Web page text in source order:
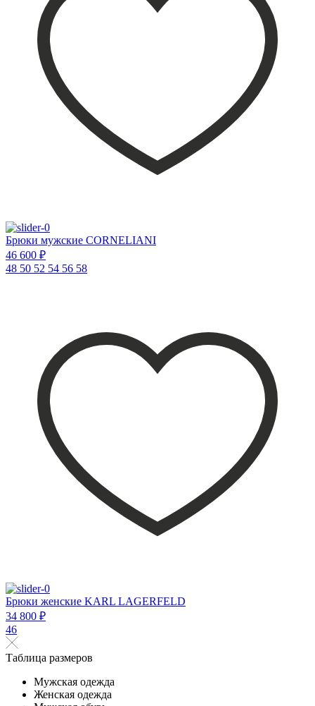
Брюки мужские CORNELIANI
46 600 ₽
48 50 52 54 56 58
Брюки женские KARL LAGERFELD
34 800 ₽
46
Таблица размеров
Мужская одежда
Женская одежда